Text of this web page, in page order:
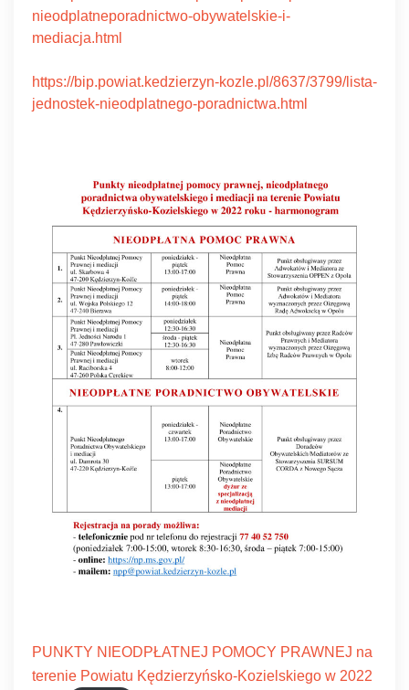
nieodplatneporadnictwo-obywatelskie-i-
mediacja.html
https://bip.powiat.kedzierzyn-kozle.pl/8637/3799/lista-
jednostek-nieodplatnego-poradnictwa.html
PUNKTY NIEODPŁATNEJ POMOCY PRAWNEJ na
terenie Powiatu Kędzierzyńsko-Kozielskiego w 2022